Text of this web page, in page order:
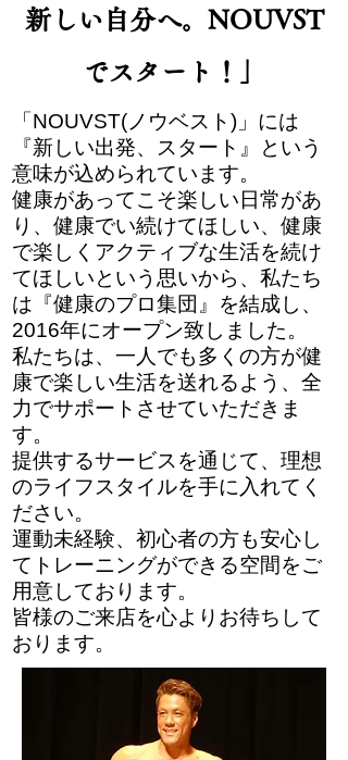
新しい自分へ。NOUVST
でスタート！」
「NOUVST(ノウベスト)」には
『新しい出発、スタート』という
意味が込められています。
健康があってこそ楽しい日常があ
り、健康でい続けてほしい、健康
で楽しくアクティブな生活を続け
てほしいという思いから、私たち
は『健康のプロ集団』を結成し、
2016年にオープン致しました。
私たちは、一人でも多くの方が健
康で楽しい生活を送れるよう、全
力でサポートさせていただきま
す。
提供するサービスを通じて、理想
のライフスタイルを手に入れてく
ださい。
運動未経験、初心者の方も安心し
てトレーニングができる空間をご
用意しております。
皆様のご来店を心よりお待ちして
おります。